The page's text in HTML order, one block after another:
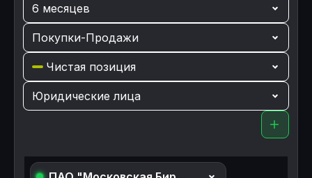
6 месяцев
Покупки-Продажи
Чистая позиция
Юридические лица